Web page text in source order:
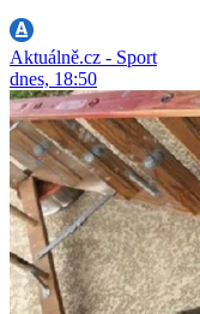
Aktuálně.cz - Sport
dnes, 18:50